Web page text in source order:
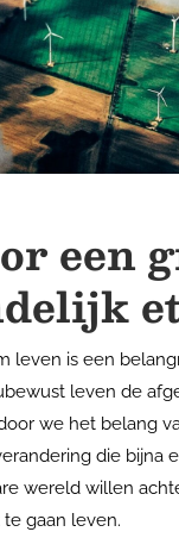
een
leven is een
leven de
we het belang
die bijna
wereld willen
gaan leven.